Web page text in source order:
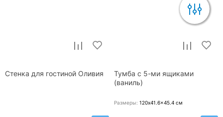
Стенка для гостиной Оливия
Тумба с 5-ми ящиками
(ваниль)
Размеры: 120x41.6x45.4 см